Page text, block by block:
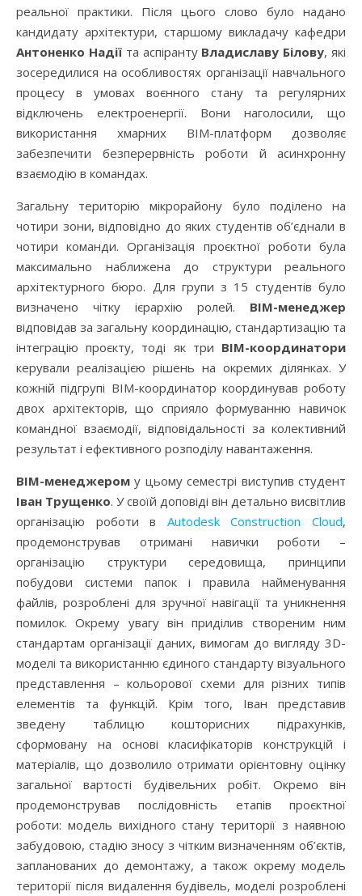
реальної практики. Після цього слово було надано
кандидату архітектури, старшому викладачу кафедри
Антоненко Надіїта аспіранту Владиславу Білову, які
зосередилися на особливостях організації навчального
процесу в умовах воєнного стану та регулярних
відключень електроенергії. Вони наголосили, що
використання хмарних BIM-платформ дозволяє
забезпечити безперервність роботи й асинхронну
взаємодію в командах.
Загальну територію мікрорайону було поділено на
чотири зони, відповідно до яких студентів об’єднали в
чотири команди. Організація проєктної роботи була
максимально наближена до структури реального
архітектурного бюро. Для групи з 15 студентів було
визначено чітку ієрархію ролей. BIM-менеджер
відповідав за загальну координацію, стандартизацію та
інтеграцію проєкту, тоді як три BIM-координатори
керували реалізацією рішень на окремих ділянках. У
кожній підгрупі BIM-координатор координував роботу
двох архітекторів, що сприяло формуванню навичок
командної взаємодії, відповідальності за колективний
результат і ефективного розподілу навантаження.
BIM-менеджером у цьому семестрі виступив студент
Іван Трущенко. У своїй доповіді він детально висвітлив
організацію роботи в Autodesk Construction Cloud,
продемонстрував отримані навички роботи –
організацію структури середовища, принципи
побудови системи папок і правила найменування
файлів, розроблені для зручної навігації та уникнення
помилок. Окрему увагу він приділив створеним ним
стандартам організації даних, вимогам до вигляду 3D-
моделі та використанню єдиного стандарту візуального
представлення – кольорової схеми для різних типів
елементів та функцій. Крім того, Іван представив
зведену таблицю кошторисних підрахунків,
сформовану на основі класифікаторів конструкцій і
матеріалів, що дозволило отримати орієнтовну оцінку
загальної вартості будівельних робіт. Окремо він
продемонстрував послідовність етапів проєктної
роботи: модель вихідного стану території з наявною
забудовою, стадію зносу з чітким визначенням об’єктів,
запланованих до демонтажу, а також окрему модель
території після видалення будівель, моделі розроблені